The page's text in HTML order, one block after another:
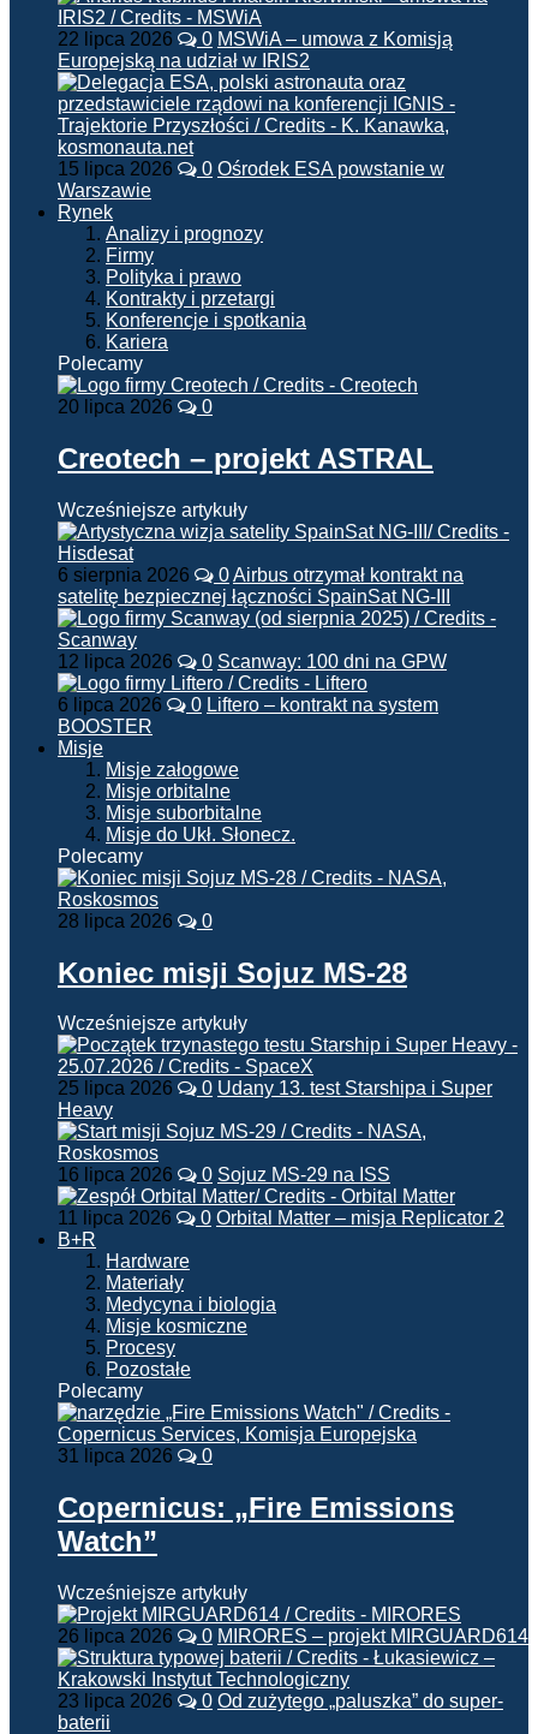
22 lipca 2026 0 MSWiA – umowa z Komisją
Europejską na udział w IRIS2
15 lipca 2026 0 Ośrodek ESA powstanie w
Warszawie
Rynek
Analizy i prognozy
Firmy
Polityka i prawo
Kontrakty i przetargi
Konferencje i spotkania
Kariera
Polecamy
20 lipca 2026 0
Creotech – projekt ASTRAL
Wcześniejsze artykuły
6 sierpnia 2026 0Airbus otrzymał kontrakt na
satelitę bezpiecznej łączności SpainSat NG-III
12 lipca 2026 0 Scanway: 100 dni na GPW
6 lipca 2026 0 Liftero – kontrakt na system
BOOSTER
Misje
Misje załogowe
Misje orbitalne
Misje suborbitalne
Misje do Ukł. Słonecz.
Polecamy
28 lipca 2026 0
Koniec misji Sojuz MS-28
Wcześniejsze artykuły
25 lipca 2026 0 Udany 13. test Starshipa i Super
Heavy
16 lipca 2026 0 Sojuz MS-29 na ISS
11 lipca 2026 0 Orbital Matter – misja Replicator 2
B+R
Hardware
Materiały
Medycyna i biologia
Misje kosmiczne
Procesy
Pozostałe
Polecamy
31 lipca 2026 0
Copernicus: „Fire Emissions
Watch”
Wcześniejsze artykuły
26 lipca 2026 0 MIRORES – projekt MIRGUARD614
23 lipca 2026 0 Od zużytego „paluszka” do super-
baterii